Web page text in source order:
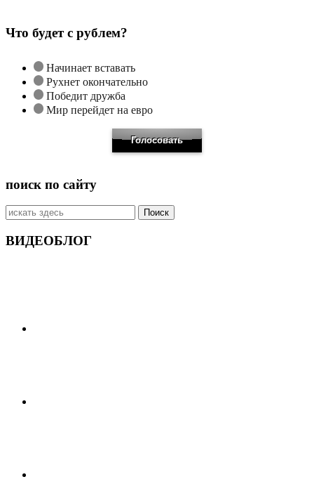
Что будет с рублем?
Начинает вставать
Рухнет окончательно
Победит дружба
Мир перейдет на евро
поиск по сайту
Искать:
ВИДЕОБЛОГ